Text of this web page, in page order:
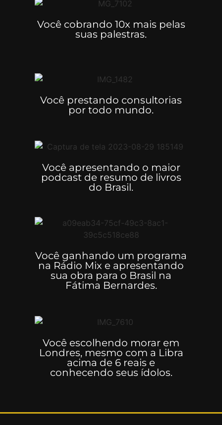
Você cobrando 10x mais pelas
suas palestras.
Você prestando consultorias
por todo mundo.
Você apresentando o maior
podcast de resumo de livros
do Brasil.
Você ganhando um programa
na Rádio Mix e apresentando
sua obra para o Brasil na
Fátima Bernardes.
Você escolhendo morar em
Londres, mesmo com a Libra
acima de 6 reais e
conhecendo seus ídolos.